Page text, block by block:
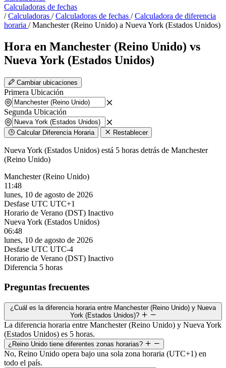
Calculadoras de fechas
/ Calculadoras / Calculadoras de fechas / Calculadora de diferencia
horaria / Manchester (Reino Unido) a Nueva York (Estados Unidos)
Hora en Manchester (Reino Unido) vs
Nueva York (Estados Unidos)
Cambiar ubicaciones
Primera Ubicación
Segunda Ubicación
Calcular Diferencia Horaria Restablecer
Nueva York (Estados Unidos) está 5 horas detrás de Manchester
(Reino Unido)
Manchester (Reino Unido)
11:48
lunes, 10 de agosto de 2026
Desfase UTC UTC+1
Horario de Verano (DST) Inactivo
Nueva York (Estados Unidos)
06:48
lunes, 10 de agosto de 2026
Desfase UTC UTC-4
Horario de Verano (DST) Inactivo
Diferencia 5 horas
Preguntas frecuentes
¿Cuál es la diferencia horaria entre Manchester (Reino Unido) y Nueva
York (Estados Unidos)?
La diferencia horaria entre Manchester (Reino Unido) y Nueva York
(Estados Unidos) es 5 horas.
¿Reino Unido tiene diferentes zonas horarias?
No, Reino Unido opera bajo una sola zona horaria (UTC+1) en
todo el país.